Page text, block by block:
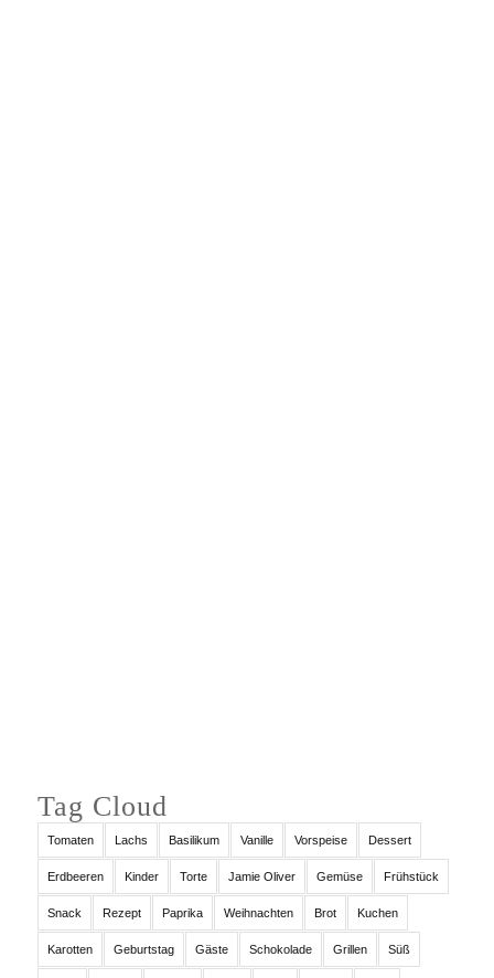
Tag Cloud
Tomaten Lachs Basilikum Vanille Vorspeise Dessert
Erdbeeren Kinder Torte Jamie Oliver Gemüse Frühstück
Snack Rezept Paprika Weihnachten Brot Kuchen
Karotten Geburtstag Gäste Schokolade Grillen Süß